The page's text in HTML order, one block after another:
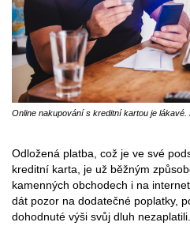
Online nakupování s kreditní kartou je lákavé.
Odložená platba, což je ve své
kreditní karta, je už běžným
kamenných obchodech i na
dát pozor na dodatečné poplatky,
dohodnuté výši svůj dluh